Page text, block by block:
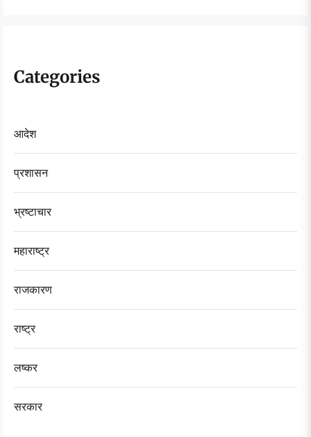
Categories
आदेश
प्रशासन
भ्रष्टाचार
महाराष्ट्र
राजकारण
राष्ट्र
लष्कर
सरकार